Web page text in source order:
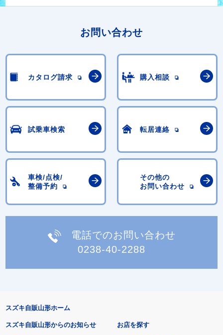
お問い合わせ
カタログ請求 購入相談
試乗車検索 転居連絡
車検/点検/
整備予約
その他の
お問い合わせ
電話でのお問い合わせ
0238-40-2288
スズキ自販山形ホーム
スズキ自販山形からのお知らせ お店を探す